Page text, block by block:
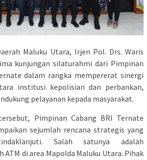
Maluku Utara, Irjen Pol. Drs. Waris
kunjungan silaturahmi dari Pimpinan
dalam rangka mempererat sinergi
institusi kepolisian dan perbankan,
pelayanan kepada masyarakat.
Pimpinan Cabang BRI Ternate
sejumlah rencana strategis yang
Salah satunya adalah
ATM di area Mapolda Maluku Utara. Pihak